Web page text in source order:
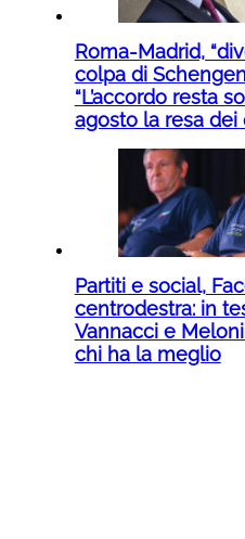
Roma-Madrid,
colpa di
“L’accordo resta
agosto la resa dei
Partiti e social,
centrodestra: in
Vannacci e
chi ha la meglio